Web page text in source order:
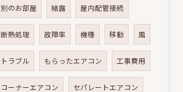
別のお部屋 結露 屋内配管接続
断熱処理 故障率 機種 移動 風
トラブル もらったエアコン 工事費用
コーナーエアコン セパレートエアコン